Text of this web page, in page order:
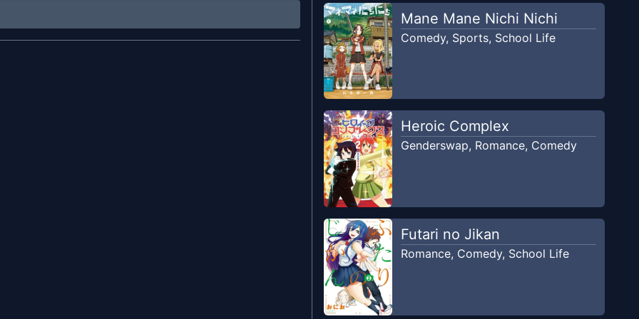
Mane Mane Nichi Nichi
Comedy, Sports, School Life
Heroic Complex
Genderswap, Romance, Comedy
Futari no Jikan
Romance, Comedy, School Life